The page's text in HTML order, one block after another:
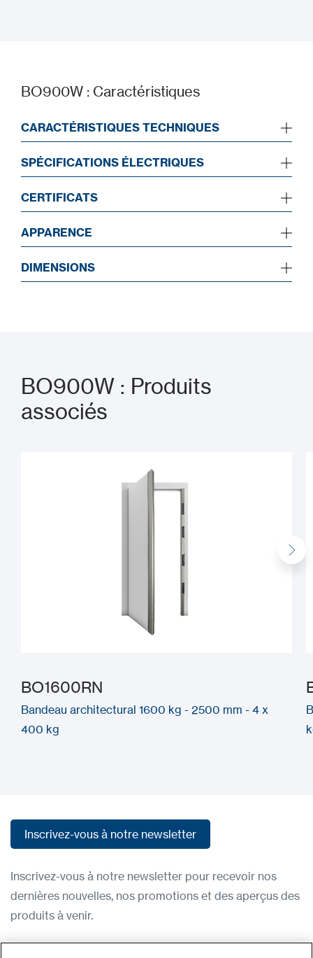
BO900W : Caractéristiques
CARACTÉRISTIQUES TECHNIQUES
SPÉCIFICATIONS ÉLECTRIQUES
CERTIFICATS
APPARENCE
DIMENSIONS
BO900W : Produits
associés
BO1600RN
Bandeau architectural 1600 kg - 2500 mm - 4 x
400 kg
Inscrivez-vous à notre newsletter
Inscrivez-vous à notre newsletter pour recevoir nos
dernières nouvelles, nos promotions et des aperçus des
produits à venir.